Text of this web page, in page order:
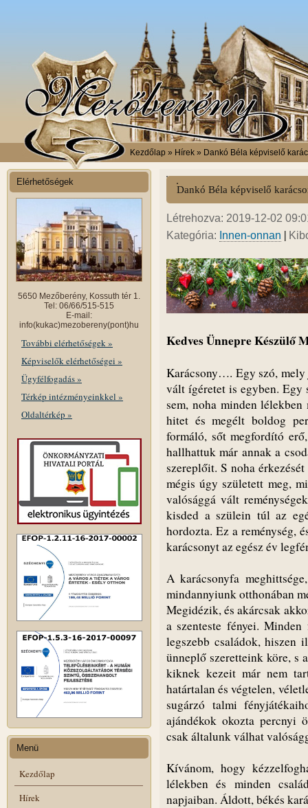
Kezdőlap » Hírek » Dankó Béla képviselő
Elérhetőségek
5650 Mezőberény, Kossuth tér 1.
Tel: 06/66/515-515
E-mail:
info(kukac)mezobereny(pont)hu
További elérhetőségek »
Képviselők elérhetőségei »
Ügyfélfogadás »
Térkép intézményeinkkel »
Oldaltérkép »
Menü
Kezdőlap
Hírek
Dankó Béla képviselő
Létrehozva: 2019-12-02
Kategória: Innen-onnan |
Kedves Ünnepre Készülő
Karácsony…. Egy szó, mely
vált ígéretet is egyben.
sem, noha minden lélekben
hitet és megélt boldog
formáló, sőt megfordító
hallhattuk már annak a
szereplőit. S noha
mégis úgy született meg,
valósággá vált
kisded a szülein túl az
hordozta. Ez a reménység,
karácsonyt az egész év
A karácsonyfa
mindannyiunk otthonában
Megidézik, és akárcsak
a szenteste fényei.
legszebb családok, hiszen
ünneplő szeretteink köre, s
kiknek kezeit már nem
határtalan és végtelen,
sugárzó talmi
ajándékok okozta percnyi
csak általunk válhat
Kívánom, hogy
lélekben és minden
napjaiban. Áldott, békés